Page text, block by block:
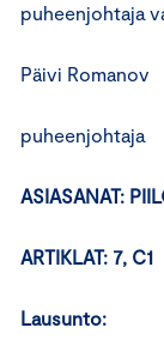
puheenjohtaja
Päivi
ASIASANAT:
ARTIKLAT: 7, C1
Lausunto: